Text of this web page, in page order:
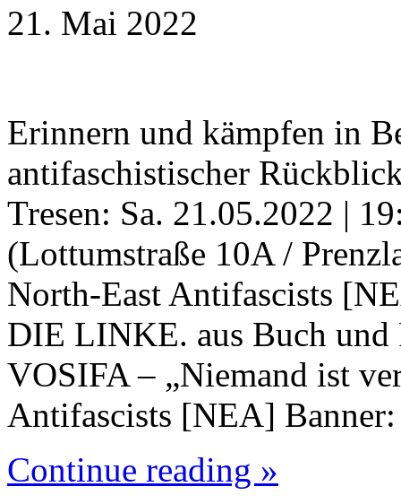
21. Mai 2022
Erinnern und kämpfen in
antifaschistischer
Tresen: Sa. 21.05.2022 |
(Lottumstraße 10A /
North-East Antifascists
DIE LINKE. aus Buch
VOSIFA – „Niemand ist
Antifascists [NEA]
Continue reading »